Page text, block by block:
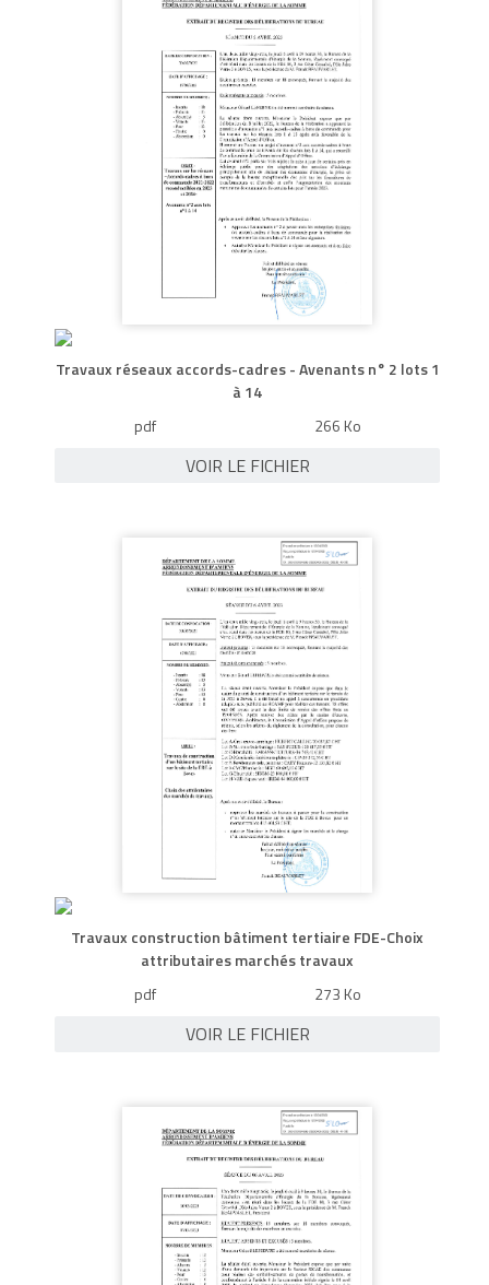
Travaux réseaux accords-cadres - Avenants n° 2 lots 1
à 14
pdf
266 Ko
VOIR LE FICHIER
Travaux construction bâtiment tertiaire FDE-Choix
attributaires marchés travaux
pdf
273 Ko
VOIR LE FICHIER